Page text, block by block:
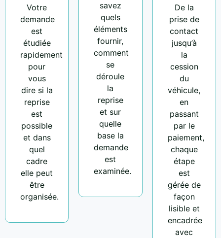
Votre
demande
est
étudiée
rapidement
pour
vous
dire si la
reprise
est
possible
et dans
quel
cadre
elle peut
être
organisée.
savez
quels
éléments
fournir,
comment
se
déroule
la
reprise
et sur
quelle
base la
demande
est
examinée.
De la
prise de
contact
jusqu’à
la
cession
du
véhicule,
en
passant
par le
paiement,
chaque
étape
est
gérée de
façon
lisible et
encadrée
avec